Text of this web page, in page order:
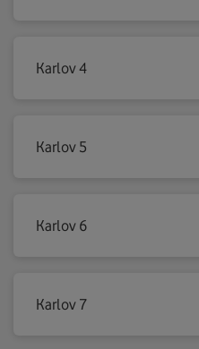
Karlov 4
Karlov 5
Karlov 6
Karlov 7